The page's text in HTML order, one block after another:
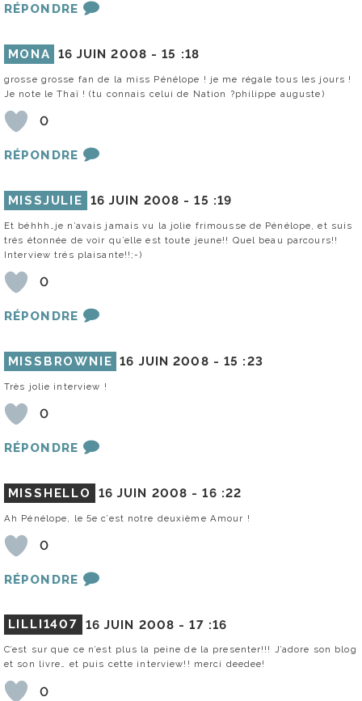
RÉPONDRE
MONA 16 JUIN 2008 -15 :18
grosse grosse fan de la miss Pénélope ! je me régale tous les jours !
Je note le Thaï ! (tu connais celui de Nation ?philippe auguste)
0
RÉPONDRE
MISSJULIE 16 JUIN 2008 -15 :19
Et béhhh…je n’avais jamais vu la jolie frimousse de Pénélope, et suis
trés étonnée de voir qu’elle est toute jeune!! Quel beau parcours!!
Interview trés plaisante!!;-)
0
RÉPONDRE
MISSBROWNIE 16 JUIN 2008 -15 :23
Très jolie interview !
0
RÉPONDRE
MISSHELLO 16 JUIN 2008 -16 :22
Ah Pénélope, le 5e c’est notre deuxième Amour !
0
RÉPONDRE
LILLI1407 16 JUIN 2008 -17 :16
C’est sur que ce n’est plus la peine de la presenter!!! J’adore son blog
et son livre… et puis cette interview!! merci deedee!
0